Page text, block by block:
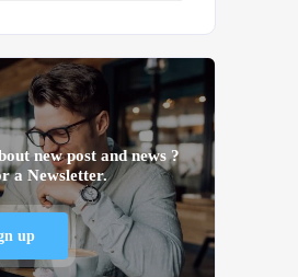
new post and news ?
a Newsletter.
up